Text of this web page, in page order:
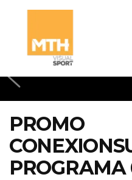
PROMO
PROGRAMA